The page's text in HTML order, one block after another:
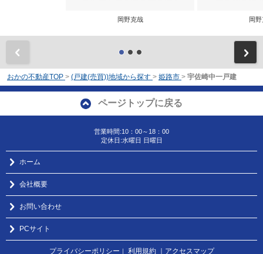
岡野克哉 岡
おかの不動産TOP > (戸建(売買))地域から探す > 姫路市 > 宇佐崎中一戸建
ページトップに戻る
営業時間:10：00～18：00
定休日:水曜日 日曜日
ホーム
会社概要
お問い合わせ
PCサイト
プライバシーポリシー ｜ 利用規約 ｜アクセスマップ